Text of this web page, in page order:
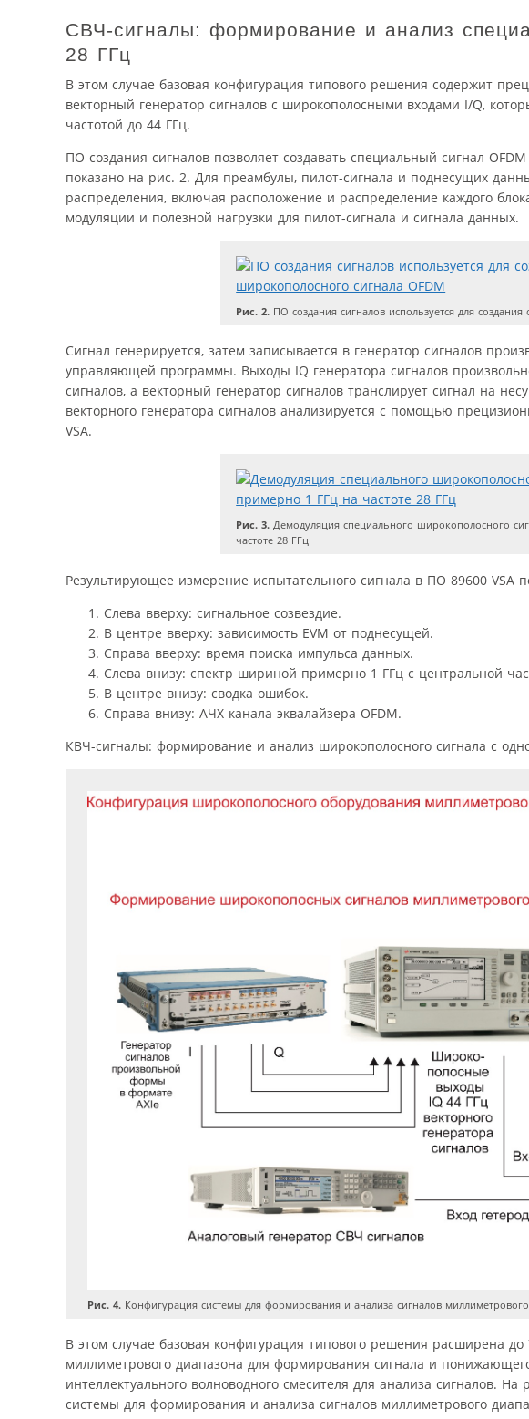
СВЧ-сигналы: формирование и анализ
28 ГГц
В этом случае базовая конфигурация типового решения содержит
векторный генератор сигналов с широкополосными входами I/Q,
частотой до 44 ГГц.
ПО создания сигналов позволяет создавать специальный сигнал
показано на рис. 2. Для преамбулы, пилот-сигнала и поднесущих
распределения, включая расположение и распределение каждого
модуляции и полезной нагрузки для пилот-сигнала и сигнала данных.
Рис. 2. ПО создания сигналов используется для
Сигнал генерируется, затем записывается в генератор сигналов
управляющей программы. Выходы IQ генератора сигналов
сигналов, а векторный генератор сигналов транслирует сигнал на
векторного генератора сигналов анализируется с помощью
VSA.
Рис. 3. Демодуляция специального широкополосного
частоте 28 ГГц
Результирующее измерение испытательного сигнала в ПО 89600 VSA
Слева вверху: сигнальное созвездие.
В центре вверху: зависимость EVM от поднесущей.
Справа вверху: время поиска импульса данных.
Слева внизу: спектр шириной примерно 1 ГГц с центральной
В центре внизу: сводка ошибок.
Справа внизу: АЧХ канала эквалайзера OFDM.
КВЧ-сигналы: формирование и анализ широкополосного сигнала с
Рис. 4. Конфигурация системы для формирования и анализа сигналов
В этом случае базовая конфигурация типового решения расширена
миллиметрового диапазона для формирования сигнала и
интеллектуального волноводного смесителя для анализа сигналов.
системы для формирования и анализа сигналов миллиметрового